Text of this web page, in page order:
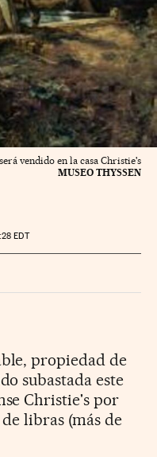
vendido en la casa Christie's
MUSEO THYSSEN
EDT
propiedad de
subastada este
Christie's por
libras (más de